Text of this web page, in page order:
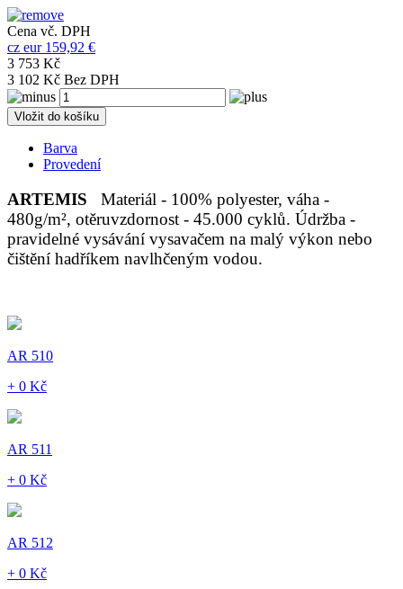
Cena vč. DPH
cz eur 159,92 €
3 753 Kč
3 102 Kč Bez DPH
Vložit do košíku
Barva
Provedení
ARTEMIS
Materiál - 100% polyester, váha -
480g/m², otěruvzdornost - 45.000 cyklů. Údržba -
pravidelné vysávání vysavačem na malý výkon nebo
čištění hadříkem navlhčeným vodou.
AR 510
+ 0 Kč
AR 511
+ 0 Kč
AR 512
+ 0 Kč